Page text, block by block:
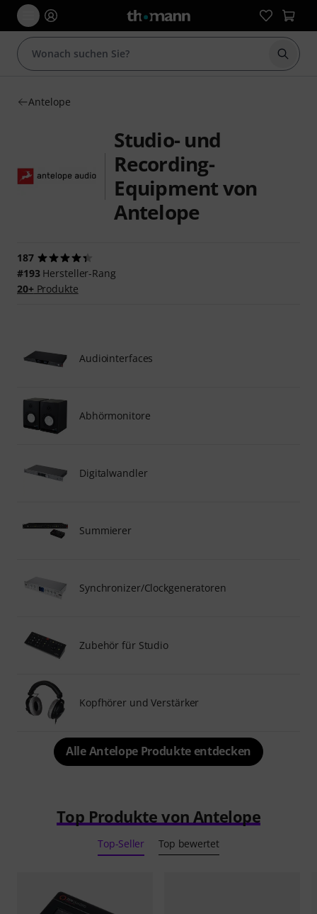
Suche
Antelope
Studio- und
Recording-
Equipment von
Antelope
187
#193Hersteller-Rang
20+Produkte
Audiointerfaces
Abhörmonitore
Digitalwandler
Summierer
Synchronizer/Clockgeneratoren
Zubehör für Studio
Kopfhörer und Verstärker
Alle Antelope Produkte entdecken
Top Produkte von Antelope
Top-Seller Top bewertet